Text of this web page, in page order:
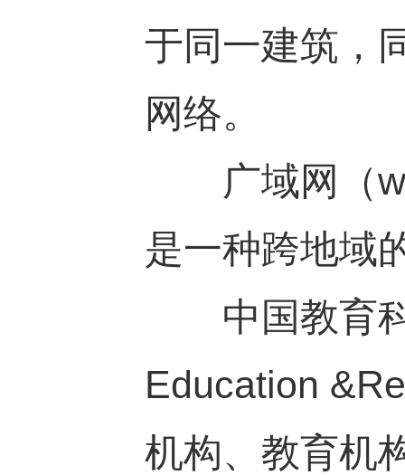
于同一建筑，
网络。
广域网（
是一种跨地域
中国教育科
Education
机构、教育机